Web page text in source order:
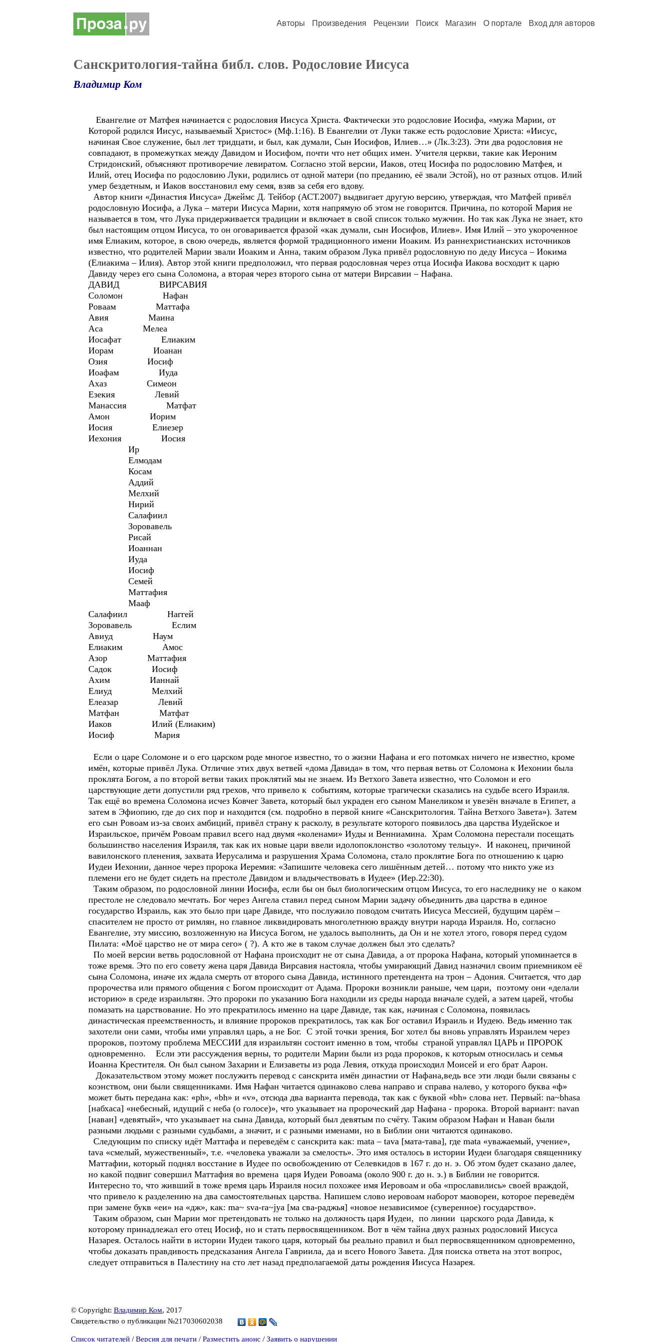
Авторы Произведения Рецензии Поиск Магазин О портале Вход для авторов
Санскритология-тайна библ. слов. Родословие Иисуса
Владимир Ком
Евангелие от Матфея начинается с родословия Иисуса Христа. Фактически это родословие Иосифа, «мужа Марии, от
Которой родился Иисус, называемый Христос» (Мф.1:16). В Евангелии от Луки также есть родословие Христа: «Иисус,
начиная Свое служение, был лет тридцати, и был, как думали, Сын Иосифов, Илиев…» (Лк.3:23). Эти два родословия не
совпадают, в промежутках между Давидом и Иосифом, почти что нет общих имен. Учителя церкви, такие как Иероним
Стридонский, объясняют противоречие левиратом. Согласно этой версии, Иаков, отец Иосифа по родословию Матфея, и
Илий, отец Иосифа по родословию Луки, родились от одной матери (по преданию, её звали Эстой), но от разных отцов. Илий
умер бездетным, и Иаков восстановил ему семя, взяв за себя его вдову.
Автор книги «Династия Иисуса» Джеймс Д. Тейбор (АСТ.2007) выдвигает другую версию, утверждая, что Матфей привёл
родословную Иосифа, а Лука – матери Иисуса Марии, хотя напрямую об этом не говорится. Причина, по которой Мария не
называется в том, что Лука придерживается традиции и включает в свой список только мужчин. Но так как Лука не знает, кто
был настоящим отцом Иисуса, то он оговаривается фразой «как думали, сын Иосифов, Илиев». Имя Илий – это укороченное
имя Елиаким, которое, в свою очередь, является формой традиционного имени Иоаким. Из раннехристианских источников
известно, что родителей Марии звали Иоаким и Анна, таким образом Лука привёл родословную по деду Иисуса – Иокима
(Елиакима – Илия). Автор этой книги предположил, что первая родословная через отца Иосифа Иакова восходит к царю
Давиду через его сына Соломона, а вторая через второго сына от матери Вирсавии – Нафана.
ДАВИД ВИРСАВИЯ
Соломон Нафан
Роваам Маттафа
Авия Маина
Аса Мелеа
Иосафат Елиаким
Иорам Иоанан
Озия Иосиф
Иоафам Иуда
Ахаз Симеон
Езекия Левий
Манассия Матфат
Амон Иорим
Иосия Елиезер
Иехония Иосия
Ир
Елмодам
Косам
Аддий
Мелхий
Нирий
Салафиил
Зоровавель
Рисай
Иоаннан
Иуда
Иосиф
Семей
Маттафия
Мааф
Салафиил Наггей
Зоровавель Еслим
Авиуд Наум
Елиаким Амос
Азор Маттафия
Садок Иосиф
Ахим Ианнай
Елиуд Мелхий
Елеазар Левий
Матфан Матфат
Иаков Илий (Елиаким)
Иосиф Мария
Если о царе Соломоне и о его царском роде многое известно, то о жизни Нафана и его потомках ничего не известно, кроме
имён, которые привёл Лука. Отличие этих двух ветвей «дома Давида» в том, что первая ветвь от Соломона к Иехонии была
проклята Богом, а по второй ветви таких проклятий мы не знаем. Из Ветхого Завета известно, что Соломон и его
царствующие дети допустили ряд грехов, что привело к событиям, которые трагически сказались на судьбе всего Израиля.
Так ещё во времена Соломона исчез Ковчег Завета, который был украден его сыном Манеликом и увезён вначале в Египет, а
затем в Эфиопию, где до сих пор и находится (см. подробно в первой книге «Санскритология. Тайна Ветхого Завета»). Затем
его сын Ровоам из-за своих амбиций, привёл страну к расколу, в результате которого появилось два царства Иудейское и
Израильское, причём Ровоам правил всего над двумя «коленами» Иуды и Венниамина. Храм Соломона перестали посещать
большинство населения Израиля, так как их новые цари ввели идолопоклонство «золотому тельцу». И наконец, причиной
вавилонского пленения, захвата Иерусалима и разрушения Храма Соломона, стало проклятие Бога по отношению к царю
Иудеи Иехонии, данное через пророка Иеремия: «Запишите человека сего лишённым детей… потому что никто уже из
племени его не будет сидеть на престоле Давидом и владычествовать в Иудее» (Иер.22:30).
Таким образом, по родословной линии Иосифа, если бы он был биологическим отцом Иисуса, то его наследнику не о каком
престоле не следовало мечтать. Бог через Ангела ставил перед сыном Марии задачу объединить два царства в единое
государство Израиль, как это было при царе Давиде, что послужило поводом считать Иисуса Мессией, будущим царём –
спасителем не просто от римлян, но главное ликвидировать многолетнюю вражду внутри народа Израиля. Но, согласно
Евангелие, эту миссию, возложенную на Иисуса Богом, не удалось выполнить, да Он и не хотел этого, говоря перед судом
Пилата: «Моё царство не от мира сего» ( ?). А кто же в таком случае должен был это сделать?
По моей версии ветвь родословной от Нафана происходит не от сына Давида, а от пророка Нафана, который упоминается в
тоже время. Это по его совету жена царя Давида Вирсавия настояла, чтобы умирающий Давид назначил своим приемником её
сына Соломона, иначе их ждала смерть от второго сына Давида, истинного претендента на трон – Адония. Считается, что дар
пророчества или прямого общения с Богом происходит от Адама. Пророки возникли раньше, чем цари, поэтому они «делали
историю» в среде израильтян. Это пророки по указанию Бога находили из среды народа вначале судей, а затем царей, чтобы
помазать на царствование. Но это прекратилось именно на царе Давиде, так как, начиная с Соломона, появилась
династическая преемственность, и влияние пророков прекратилось, так как Бог оставил Израиль и Иудею. Ведь именно так
захотели они сами, чтобы ими управлял царь, а не Бог. С этой точки зрения, Бог хотел бы вновь управлять Израилем через
пророков, поэтому проблема МЕССИИ для израильтян состоит именно в том, чтобы страной управлял ЦАРЬ и ПРОРОК
одновременно. Если эти рассуждения верны, то родители Марии были из рода пророков, к которым относилась и семья
Иоанна Крестителя. Он был сыном Захарии и Елизаветы из рода Левия, откуда происходил Моисей и его брат Аарон.
Доказательством этому может послужить перевод с санскрита имён династии от Нафана,ведь все эти люди были связаны с
коэнством, они были священниками. Имя Нафан читается одинаково слева направо и справа налево, у которого буква «ф»
может быть передана как: «ph», «bh» и «v», отсюда два варианта перевода, так как с буквой «bh» слова нет. Первый: na~bhasa
[набхаса] «небесный, идущий с неба (о голосе)», что указывает на пророческий дар Нафана - пророка. Второй вариант: navan
[наван] «девятый», что указывает на сына Давида, который был девятым по счёту. Таким образом Нафан и Наван были
разными людьми с разными судьбами, а значит, и с разными именами, но в Библии они читаются одинаково.
Следующим по списку идёт Маттафа и переведём с санскрита как: mata – tava [мата-тава], где mata «уважаемый, учение»,
tava «смелый, мужественный», т.е. «человека уважали за смелость». Это имя осталось в истории Иудеи благодаря священнику
Маттафии, который поднял восстание в Иудее по освобождению от Селевкидов в 167 г. до н. э. Об этом будет сказано далее,
но какой подвиг совершил Маттафия во времена царя Иудеи Ровоама (около 900 г. до н. э.) в Библии не говорится.
Интересно то, что живший в тоже время царь Израиля носил похожее имя Иеровоам и оба «прославились» своей враждой,
что привело к разделению на два самостоятельных царства. Напишем слово иеровоам наборот маовореи, которое переведём
при замене букв «еи» на «дж», как: ma~ sva-ra~jya [ма сва-раджья] «новое независимое (суверенное) государство».
Таким образом, сын Марии мог претендовать не только на должность царя Иудеи, по линии царского рода Давида, к
которому принадлежал его отец Иосиф, но и стать первосвященником. Вот в чём тайна двух разных родословий Иисуса
Назарея. Осталось найти в истории Иудеи такого царя, который бы реально правил и был первосвященником одновременно,
чтобы доказать правдивость предсказания Ангела Гавриила, да и всего Нового Завета. Для поиска ответа на этот вопрос,
следует отправиться в Палестину на сто лет назад предполагаемой даты рождения Иисуса Назарея.
© Copyright: Владимир Ком, 2017
Свидетельство о публикации №217030602038
Список читателей / Версия для печати / Разместить анонс / Заявить о нарушении